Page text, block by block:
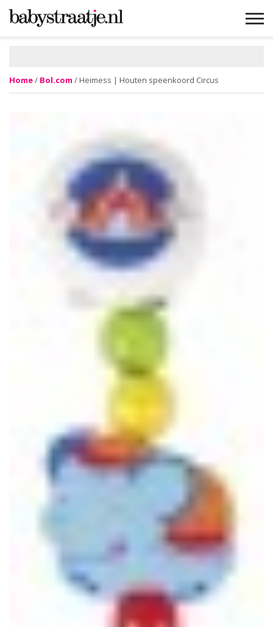
Home/ Bol.com / Heimess | Houten speenkoord Circus